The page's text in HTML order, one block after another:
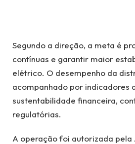
Segundo a direção, a meta é
contínuas e garantir maior
elétrico. O desempenho da
acompanhado por indicadores
sustentabilidade financeira,
regulatórias.
A operação foi autorizada pela